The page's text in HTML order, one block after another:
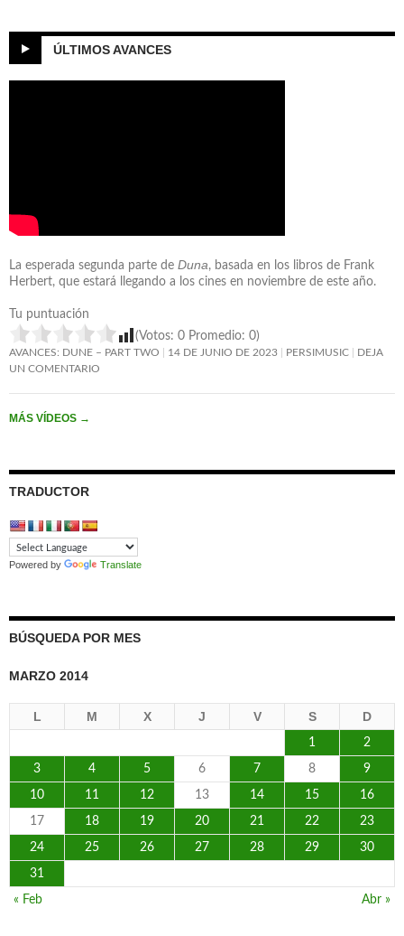
ÚLTIMOS AVANCES
La esperada segunda parte de Duna, basada en los libros de Frank
Herbert, que estará llegando a los cines en noviembre de este año.
Tu puntuación
(Votos: 0 Promedio: 0)
AVANCES: DUNE – PART TWO 14 DE JUNIO DE 2023 PERSIMUSIC
DEJA
UN COMENTARIO
MÁS VÍDEOS →
TRADUCTOR
Powered by Translate
BÚSQUEDA POR MES
MARZO 2014
L M X J V S D
1 2
3 4 5 6 7 8 9
10 11 12 13 14 15 16
17 18 19 20 21 22 23
24 25 26 27 28 29 30
31
« Feb Abr »